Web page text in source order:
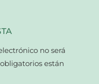
no será
están